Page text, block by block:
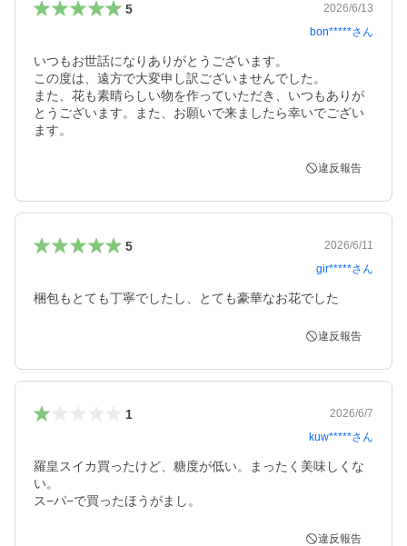
5
2026/6/13
bon*****さん
いつもお世話になりありがとうございます。
この度は、遠方で大変申し訳ございませんでした。
また、花も素晴らしい物を作っていただき、いつもありが
とうございます。また、お願いで来ましたら幸いでござい
ます。
違反報告
5
2026/6/11
gir*****さん
梱包もとても丁寧でしたし、とても豪華なお花でした
違反報告
1
2026/6/7
kuw*****さん
羅皇スイカ買ったけど、糖度が低い。まったく美味しくな
い。
ス−パ−で買ったほうがまし。
違反報告